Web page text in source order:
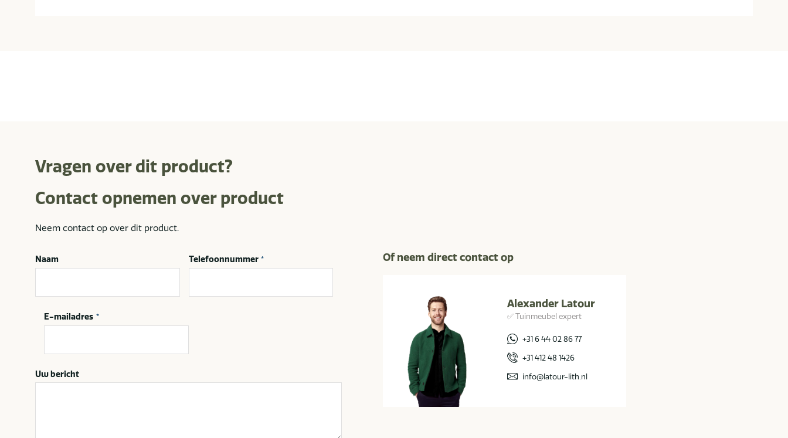
Vragen over dit product?
Contact opnemen over product
Neem contact op over dit product.
Naam Telefoonnummer *
E-mailadres *
Uw bericht
Of neem direct contact op
Alexander Latour
✅ Tuinmeubel expert
+31 6 44 02 86 77
+31 412 48 1426
info@latour-lith.nl